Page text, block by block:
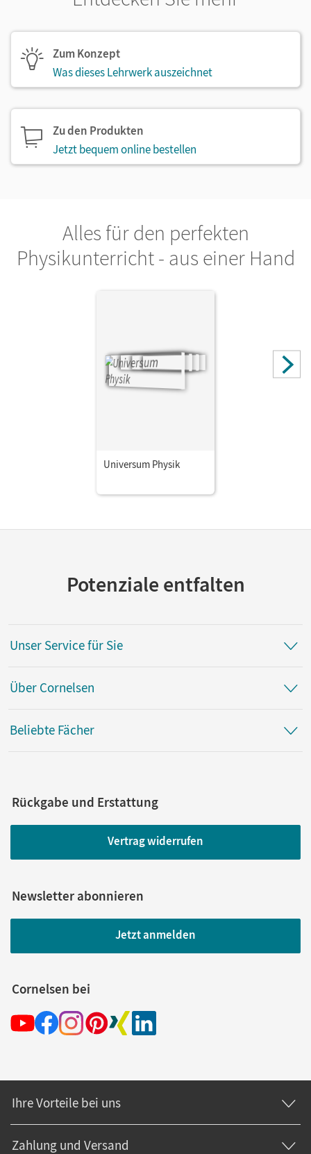
Zum Konzept
Was dieses Lehrwerk auszeichnet
Zu den Produkten
Jetzt bequem online bestellen
Alles für den perfekten
Physikunterricht - aus einer Hand
Universum Physik
Potenziale entfalten
Unser Service für Sie
Über Cornelsen
Beliebte Fächer
Rückgabe und Erstattung
Vertrag widerrufen
Newsletter abonnieren
Jetzt anmelden
Cornelsen bei
Ihre Vorteile bei uns
Zahlung und Versand